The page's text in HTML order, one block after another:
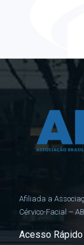
Afiliada a
Cérvico-Facial –
Acesso Rápido